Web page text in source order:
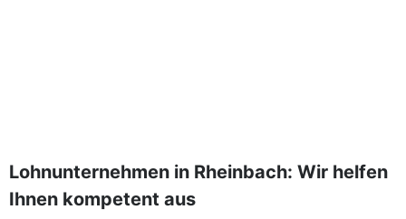
Lohnunternehmen in Rheinbach: Wir helfen
Ihnen kompetent aus